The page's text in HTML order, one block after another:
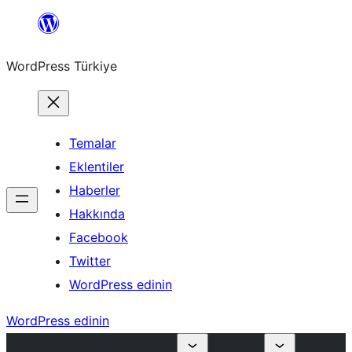
İçeriğe
WordPress Türkiye
Temalar
Eklentiler
Haberler
Hakkında
Facebook
Twitter
WordPress edinin
WordPress edinin